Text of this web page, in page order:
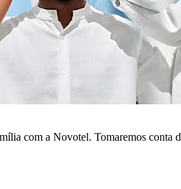
com a Novotel. Tomaremos conta